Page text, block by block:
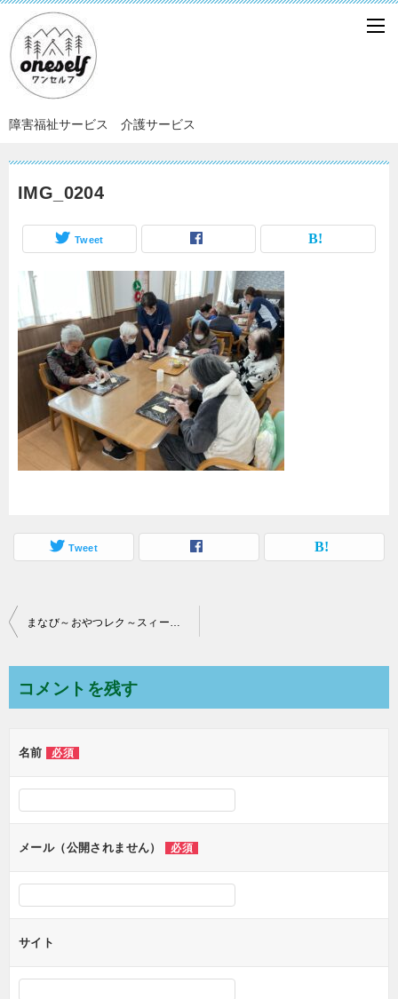
障害福祉サービス 介護サービス
IMG_0204
Tweet
Tweet
投
ナ
ビ
ン
まなび～おやつレク～スィートポテトパイ編
コメントを残す
名前 必須
メール（公開されません） 必須
サイト